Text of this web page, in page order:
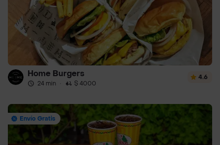
Home Burgers
24 min · $ 4000
4.6
Envío Gratis